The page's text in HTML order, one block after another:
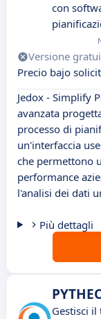
con
Versione
Precio bajo
Jedox - Simplify
avanzata
processo di
un'interfaccia
che permettono
performance
l'analisi dei dati
Più dettagli
Gestisci il